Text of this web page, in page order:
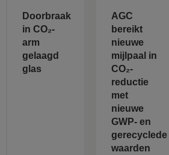
Doorbraak
in CO₂-
arm
gelaagd
glas
AGC
bereikt
nieuwe
mijlpaal in
CO₂-
reductie
met
nieuwe
GWP- en
gerecyclede
waarden